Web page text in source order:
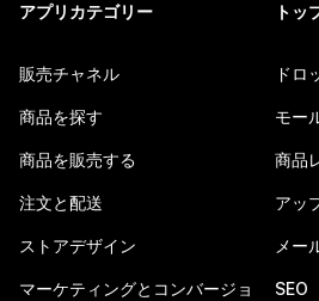
アプリカテゴリー
販売チャネル
商品を探す
商品を販売する
注文と配送
ストアデザイン
マーケティングとコンバージョ
トッ
ドロ
モー
商品
アッ
メー
SEO